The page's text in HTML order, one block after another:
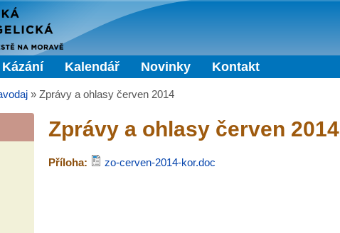
Kázání Kalendář Novinky Kontakt
» Zprávy a ohlasy červen 2014
Zprávy a ohlasy červen 2014
Příloha: zo-cerven-2014-kor.doc